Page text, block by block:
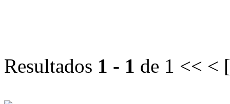
Resultados 1 - 1 de 1 << < [